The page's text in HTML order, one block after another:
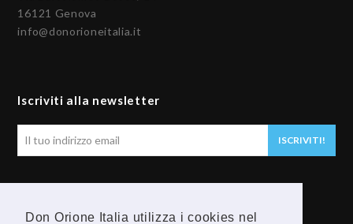
Don Orione Italia utilizza i cookies nel
16121 Genova
info@donorioneitalia.it
Iscriviti alla newsletter
ISCRIVITI!